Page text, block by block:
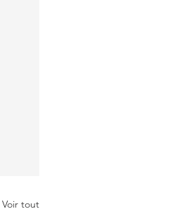
Voir tout